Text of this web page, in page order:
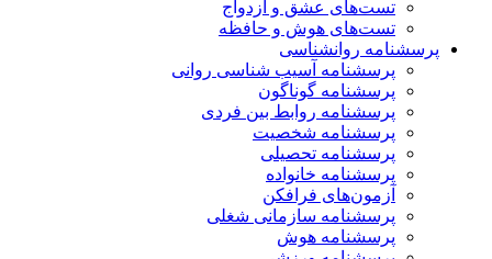
تست‌های عشق و ازدواج
تست‌های هوش و حافظه
پرسشنامه روانشناسی
پرسشنامه آسیب شناسی روانی
پرسشنامه گوناگون
پرسشنامه روابط بین فردی
پرسشنامه شخصیت
پرسشنامه تحصیلی
پرسشنامه خانواده
آزمون‌های فرافکن
پرسشنامه سازمانی شغلی
پرسشنامه هوش